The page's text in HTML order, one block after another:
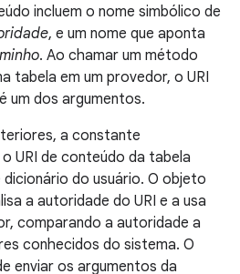
incluem o nome simbólico de
, e um nome que aponta
. Ao chamar um método
tabela em um provedor, o URI
um dos argumentos.
a constante
URI de conteúdo da tabela
do usuário. O objeto
a autoridade do URI e a usa
comparando a autoridade a
conhecidos do sistema. O
enviar os argumentos da